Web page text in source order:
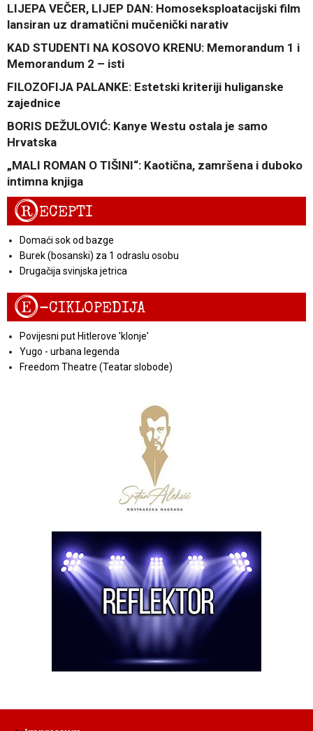
LIJEPA VEČER, LIJEP DAN: Homoseksploatacijski film
lansiran uz dramatični mučenički narativ
KAD STUDENTI NA KOSOVO KRENU: Memorandum 1 i
Memorandum 2 – isti
FILOZOFIJA PALANKE: Estetski kriteriji huliganske
zajednice
BORIS DEŽULOVIĆ: Kanye Westu ostala je samo
Hrvatska
„MALI ROMAN O TIŠINI“: Kaotična, zamršena i duboko
intimna knjiga
RECEPTI
Domaći sok od bazge
Burek (bosanski) za 1 odraslu osobu
Drugačija svinjska jetrica
E-CIKLOPEDIJA
Povijesni put Hitlerove 'klonje'
Yugo - urbana legenda
Freedom Theatre (Teatar slobode)